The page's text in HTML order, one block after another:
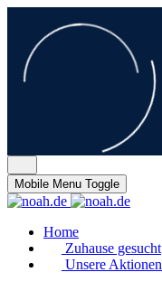
Mobile Menu Toggle
Home
Zuhause gesucht
Unsere Aktionen